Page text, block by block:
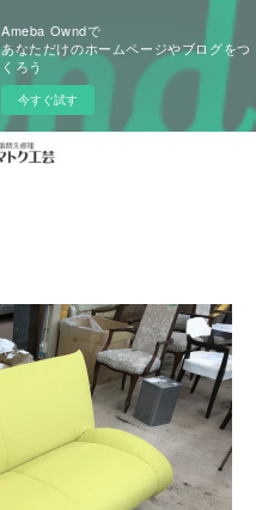
Ameba Owndで
あなただけのホームページやブログをつ
くろう
今すぐ試す